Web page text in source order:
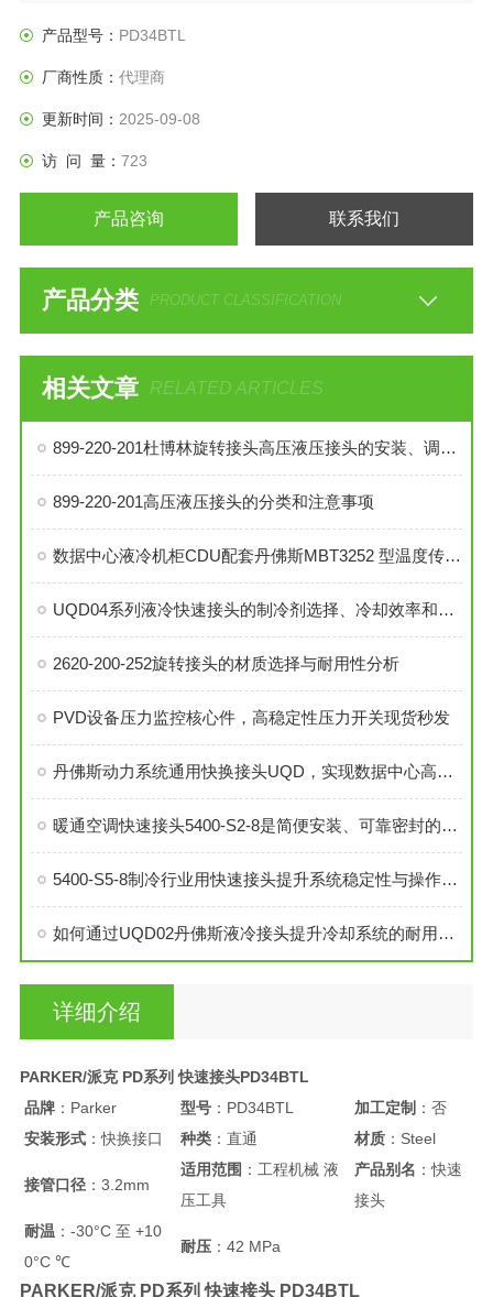
产品型号： PD34BTL
厂商性质： 代理商
更新时间： 2025-09-08
访 问 量： 723
产品咨询 联系我们
产品分类 PRODUCT CLASSIFICATION
相关文章 RELATED ARTICLES
899-220-201杜博林旋转接头高压液压接头的安装、调试与维护技巧
899-220-201高压液压接头的分类和注意事项
数据中心液冷机柜CDU配套丹佛斯MBT3252 型温度传感器
UQD04系列液冷快速接头的制冷剂选择、冷却效率和可靠性分析
2620-200-252旋转接头的材质选择与耐用性分析
PVD设备压力监控核心件，高稳定性压力开关现货秒发
丹佛斯动力系统通用快换接头UQD，实现数据中心高效液冷
暖通空调快速接头5400-S2-8是简便安装、可靠密封的理想选择
5400-S5-8制冷行业用快速接头提升系统稳定性与操作便捷性
如何通过UQD02丹佛斯液冷接头提升冷却系统的耐用性？
详细介绍
PARKER/派克 PD系列 快速接头PD34BTL
品牌：Parker 型号：PD34BTL 加工定制：否
安装形式：快换接口 种类：直通 材质：Steel
接管口径：3.2mm
适用范围 ：工程机械 液
压工具
产品别名 ：快速
接头
耐温 ：-30°C 至 +10
0°C ℃
耐压：42 MPa
PARKER/派克 PD系列 快速接头 PD34BTL